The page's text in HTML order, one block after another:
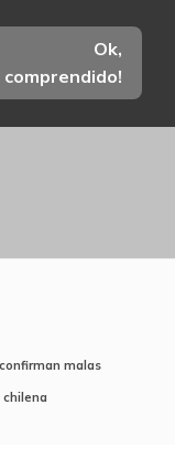
Ok,
comprendido!
malas